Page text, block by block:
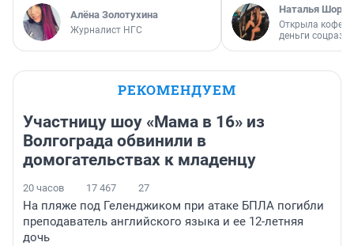
Алёна Золотухина
Журналист НГС
Наталья
Открыла
деньги
РЕКОМЕНДУЕМ
Участницу шоу «Мама в 16» из
Волгограда обвинили в
домогательствах к младенцу
20 часов 17 467 27
На пляже под Геленджиком при атаке БПЛА погибли
преподаватель английского языка и ее 12-летняя
дочь